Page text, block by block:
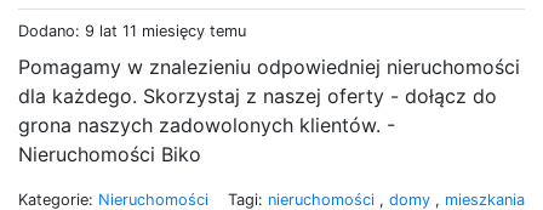
Dodano: 9 lat 11 miesięcy temu
Pomagamy w znalezieniu odpowiedniej nieruchomości
dla każdego. Skorzystaj z naszej oferty - dołącz do
grona naszych zadowolonych klientów. -
Nieruchomości Biko
Kategorie: Nieruchomości Tagi: nieruchomości , domy , mieszkania